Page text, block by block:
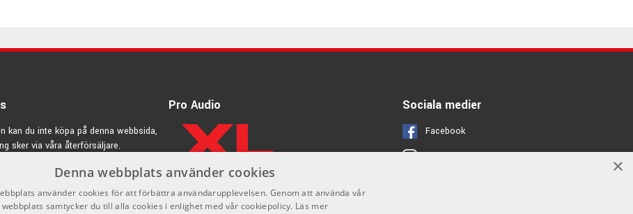
kan du inte köpa på denna webbsida,
sker via våra återförsäljare.
Pro Audio Sociala medier
Facebook
Instagram ×
Denna webbplats använder cookies
använder cookies för att förbättra användarupplevelsen. Genom att använda vår
webbplats samtycker du till alla cookies i enlighet med vår cookiepolicy. Läs mer